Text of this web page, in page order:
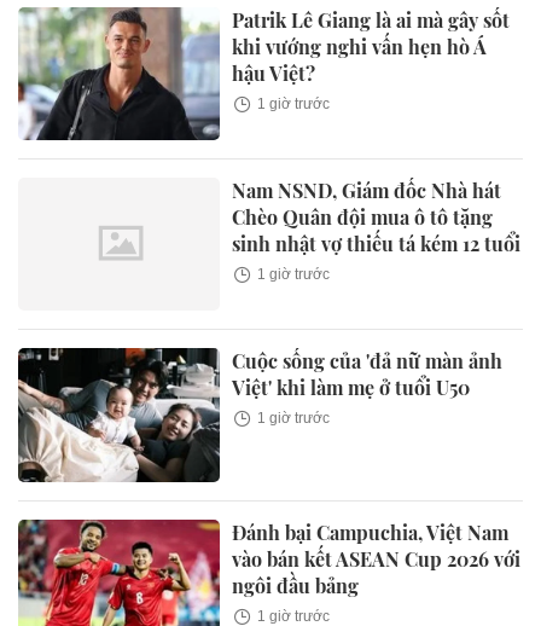
Patrik Lê Giang là ai mà gây sốt
khi vướng nghi vấn hẹn hò Á
hậu Việt?
1 giờ trước
Nam NSND, Giám đốc Nhà hát
Chèo Quân đội mua ô tô tặng
sinh nhật vợ thiếu tá kém 12 tuổi
1 giờ trước
Cuộc sống của 'đả nữ màn ảnh
Việt' khi làm mẹ ở tuổi U50
1 giờ trước
Đánh bại Campuchia, Việt Nam
vào bán kết ASEAN Cup 2026 với
ngôi đầu bảng
1 giờ trước